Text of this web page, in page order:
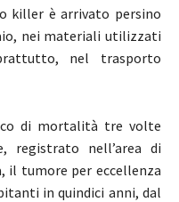
killer è arrivato persino
nei materiali utilizzati
nel trasporto
di mortalità tre volte
registrato nell’area di
il tumore per eccellenza
in quindici anni, dal